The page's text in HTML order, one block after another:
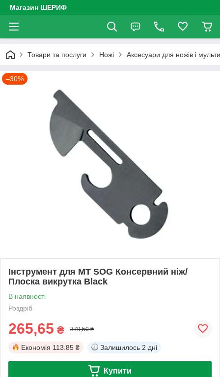
Магазин ШЕРИФ
Товари та послуги Ножі Аксесуари для ножів і
–30%
Інструмент для МТ SOG Консервний ніж/
Плоска викрутка Black
В наявності
Роздріб
265,65 ₴ 379,50 ₴
Економія 113.85 ₴ Залишилось 2 дні
Купити